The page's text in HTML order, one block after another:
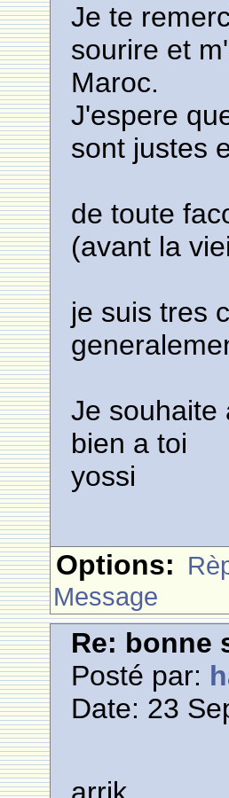
Je te
sourire et
Maroc.
J'espere
sont justes
de toute
(avant la
je suis tres
Je souhaite
bien a toi
yossi
Options:
Message
Re: bonne
Posté par:
Date: 23